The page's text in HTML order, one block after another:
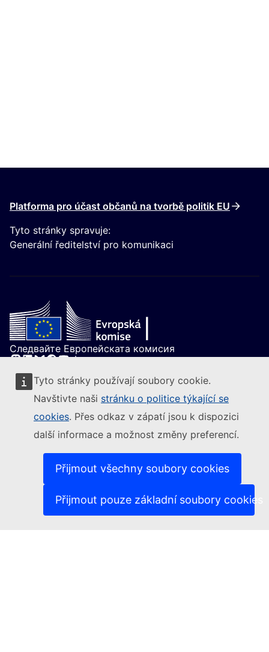
Tyto stránky používají soubory cookie.
Navštivte naši stránku o politice týkající se
cookies. Přes odkaz v zápatí jsou k dispozici
další informace a možnost změny preferencí.
Přijmout všechny soubory cookies
Přijmout pouze základní soubory cookies
3
Hlasů
1 1 1
Platforma pro účast občanů na tvorbě politik EU
Tyto stránky spravuje:
Generální ředitelství pro komunikaci
Следвайте Европейската комисия
Kontakt
Nahlásit zranitelnost IT(Externí odkaz)
Jazyková politika na našich internetových stránkách
Cookies(Externí odkaz)
Politika ochrany soukromí(Externí odkaz)